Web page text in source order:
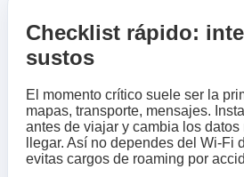
Checklist rápido:
sustos
El momento crítico suele ser la
mapas, transporte, mensajes.
antes de viajar y cambia los datos
llegar. Así no dependes del Wi‑Fi
evitas cargos de roaming por